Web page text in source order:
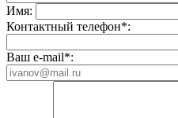
Имя:
Контактный телефон*:
Ваш e-mail*: